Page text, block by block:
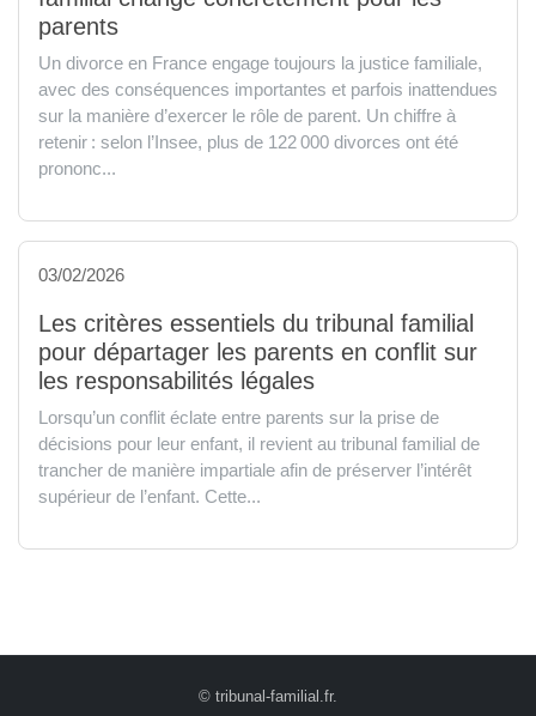
parents
Un divorce en France engage toujours la justice familiale,
avec des conséquences importantes et parfois inattendues
sur la manière d’exercer le rôle de parent. Un chiffre à
retenir : selon l’Insee, plus de 122 000 divorces ont été
prononc...
03/02/2026
Les critères essentiels du tribunal familial
pour départager les parents en conflit sur
les responsabilités légales
Lorsqu’un conflit éclate entre parents sur la prise de
décisions pour leur enfant, il revient au tribunal familial de
trancher de manière impartiale afin de préserver l’intérêt
supérieur de l’enfant. Cette...
© tribunal-familial.fr.